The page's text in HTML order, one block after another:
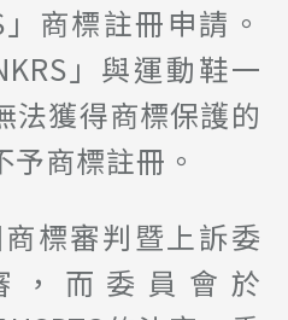
商標註冊申請。
」與運動鞋一
法獲得商標保護的
商標註冊。
標審判暨上訴委
，而委員會於